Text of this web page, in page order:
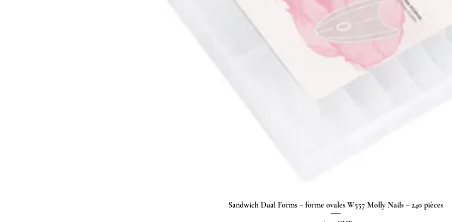
Aperçu rapide
Sandwich Dual Forms – forme ovales W557 Molly Nails – 240 pièces